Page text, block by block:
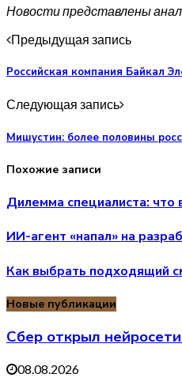
Новости представлены
Предыдущая запись
Российская компания Байкал
Следующая запись
Мишустин: более половины
Похожие записи
Дилемма специалиста:
ИИ-агент «напал» на
Как выбрать подходящий
Новые публикации
Сбер открыл
08.08.2026